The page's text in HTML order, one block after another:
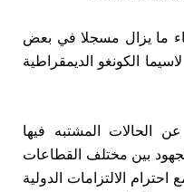
ما يزال مسجلا في بعض
الكونغو الديمقراطية
الحالات المشتبه فيها
بين مختلف القطاعات
الالتزامات الدولية